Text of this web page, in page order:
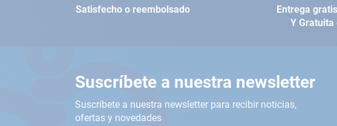
Satisfecho o reembolsado
Entrega
Y Gratuita
Suscríbete a nuestra newsletter
Suscríbete a nuestra newsletter para recibir noticias,
ofertas y novedades